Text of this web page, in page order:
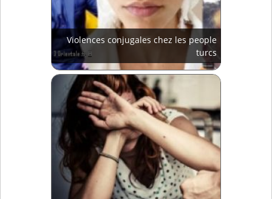
Violences conjugales chez les people
turcs